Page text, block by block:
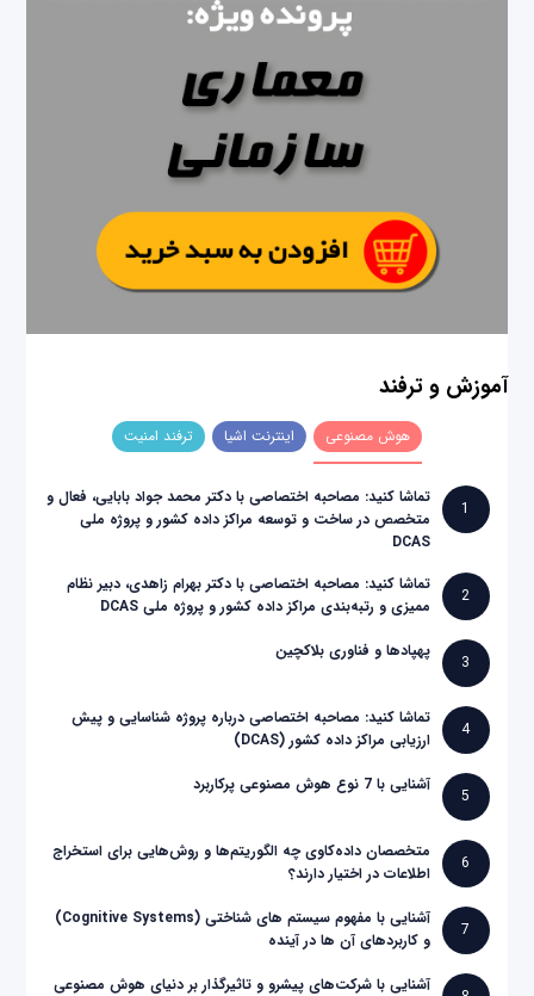
آموزش و ترفند
هوش مصنوعی اینترنت اشیا ترفند امنیت
1
تماشا کنید: مصاحبه اختصاصی با دکتر محمد جواد بابایی، فعال و
متخصص در ساخت و توسعه مراکز داده کشور و پروژه ملی
DCAS
2
تماشا کنید: مصاحبه اختصاصی با دکتر بهرام زاهدی، دبیر نظام
ممیزی و رتبه‌بندی مراکز داده کشور و پروژه ملی DCAS
3
پهپادها و فناوری بلاکچین
4
تماشا کنید: مصاحبه اختصاصی درباره پروژه شناسایی و پیش
ارزیابی مراکز داده کشور (DCAS)
5
آشنایی با 7 نوع هوش مصنوعی پرکاربرد
6
متخصصان داده‌کاوی چه الگوریتم‌ها و روش‌هایی برای استخراج
اطلاعات در اختیار دارند؟
7
آشنایی با مفهوم سیستم های شناختی (Cognitive Systems)
و کاربردهای آن ها در آینده
آشنایی با شرکت‌های پیشرو و تاثیرگذار بر دنیای هوش مصنوعی